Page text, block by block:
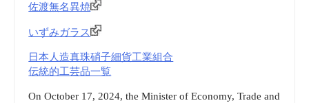
佐渡無名異焼
いずみガラス
日本人造真珠硝子細貨工業組合
伝統的工芸品一覧
On October 17, 2024, the Minister of Economy, Trade and